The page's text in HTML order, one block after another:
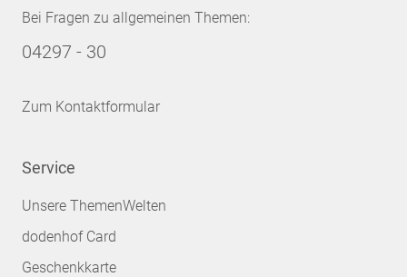
Bei Fragen zu allgemeinen Themen:
04297 - 30
Zum Kontaktformular
Service
Unsere ThemenWelten
dodenhof Card
Geschenkkarte